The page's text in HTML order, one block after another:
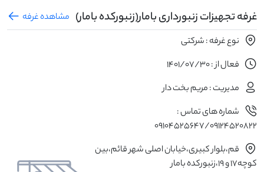
غرفه تجهیزات زنبورداری بامار(زنبورکده بامار) مشاهده غرفه
نوع غرفه : شرکتی
فعال از : 1401/07/30
مدیریت : مریم بخت دار
شماره های تماس :
09104525647/09124520822
قم،بلوار کبیری،خیابان اصلی شهر قائم،بین
کوچه17 و 19،زنبورکده بامار